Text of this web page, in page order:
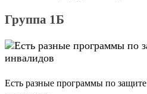
Группа 1Б
Есть разные программы по защите